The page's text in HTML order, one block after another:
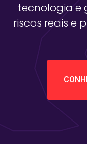
tecnologia e
riscos reais e